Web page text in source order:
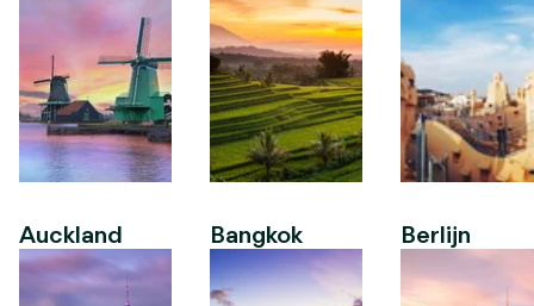
Auckland Bangkok Berlijn